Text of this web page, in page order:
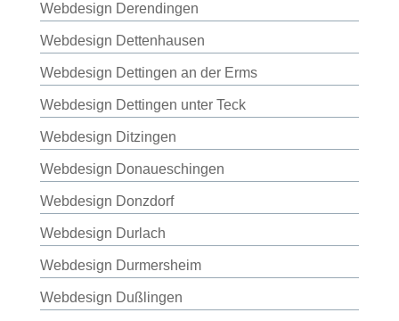
Webdesign Derendingen
Webdesign Dettenhausen
Webdesign Dettingen an der Erms
Webdesign Dettingen unter Teck
Webdesign Ditzingen
Webdesign Donaueschingen
Webdesign Donzdorf
Webdesign Durlach
Webdesign Durmersheim
Webdesign Dußlingen